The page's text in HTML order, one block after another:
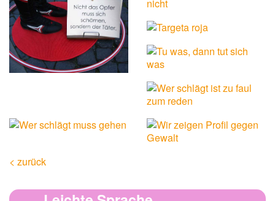
< zurück